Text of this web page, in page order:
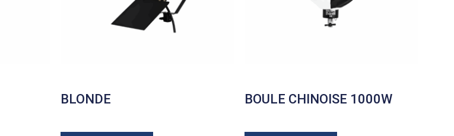
BLONDE BOULE CHINOISE 1000W